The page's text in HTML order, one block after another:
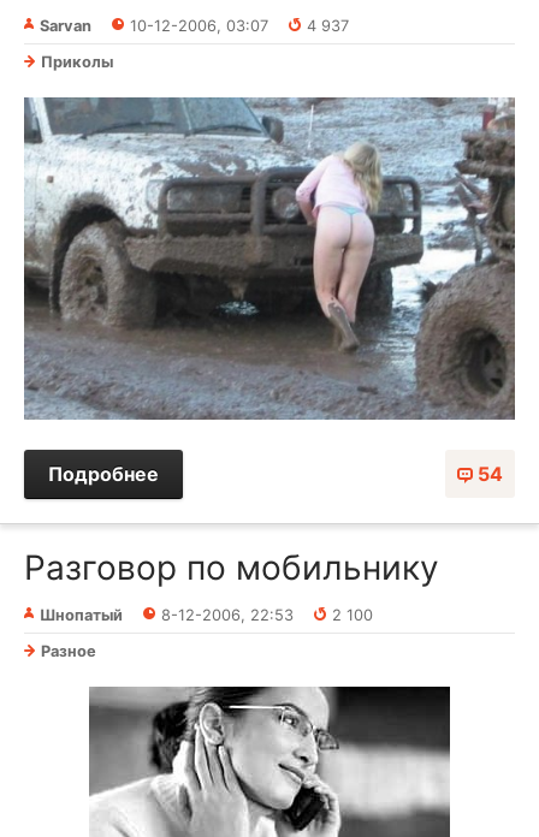
Sarvan 10-12-2006, 03:07
4 937
Приколы
54
Подробнее
Разговор по мобильнику
Шнопатый 8-12-2006, 22:53
2 100
Разное